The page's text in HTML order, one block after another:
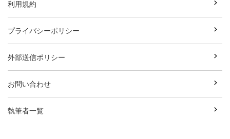
利用規約
プライバシーポリシー
外部送信ポリシー
お問い合わせ
執筆者一覧